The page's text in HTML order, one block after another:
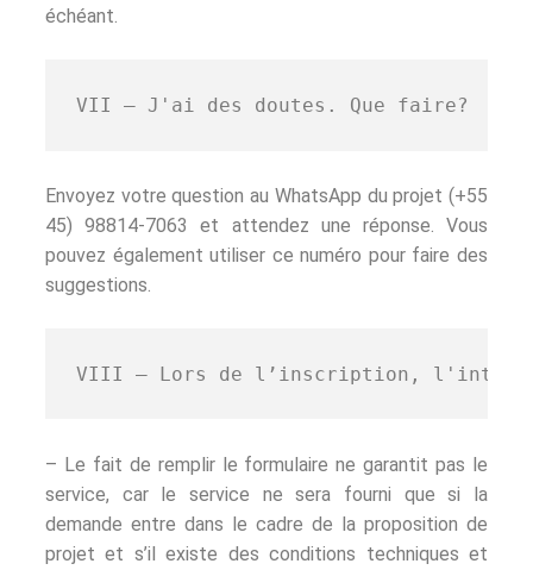
échéant.
VII – J'ai des doutes. Que faire?
Envoyez votre question au WhatsApp du projet (+55
45) 98814-7063 et attendez une réponse. Vous
pouvez également utiliser ce numéro pour faire des
suggestions.
VIII – Lors de l’inscription,
– Le fait de remplir le formulaire ne garantit pas le
service, car le service ne sera fourni que si la
demande entre dans le cadre de la proposition de
projet et s’il existe des conditions techniques et